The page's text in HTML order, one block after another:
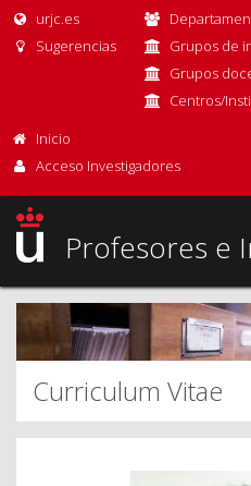
urjc.es
Sugerencias
Grupos de
Grupos
Centros/
Inicio
Acceso Investigadores
Profesores e
Curriculum Vitae